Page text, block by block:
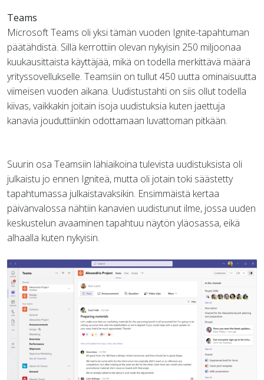
Teams
Microsoft Teams oli yksi tämän vuoden Ignite-tapahtuman
päätähdistä. Sillä kerrottiin olevan nykyisin 250 miljoonaa
kuukausittaista käyttäjää, mikä on todella merkittävä määrä
yrityssovellukselle. Teamsiin on tullut 450 uutta ominaisuutta
viimeisen vuoden aikana. Uudistustahti on siis ollut todella
kiivas, vaikkakin joitain isoja uudistuksia kuten jaettuja
kanavia jouduttiinkin odottamaan luvattoman pitkään.
Suurin osa Teamsiin lähiaikoina tulevista uudistuksista oli
julkaistu jo ennen Igniteä, mutta oli jotain toki säästetty
tapahtumassa julkaistavaksikin. Ensimmäistä kertaa
päivänvalossa nähtiin kanavien uudistunut ilme, jossa uuden
keskustelun avaaminen tapahtuu näytön yläosassa, eikä
alhaalla kuten nykyisin.